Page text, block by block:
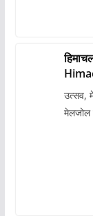
उत्सव,
मेलजोल